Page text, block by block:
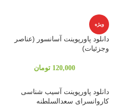
ویژه
دانلود پاورپوینت آسانسور (عناصر
وجزئیات)
120,000 تومان
دانلود پاورپوینت آسیب شناسی
کاروانسرای سعدالسلطنه